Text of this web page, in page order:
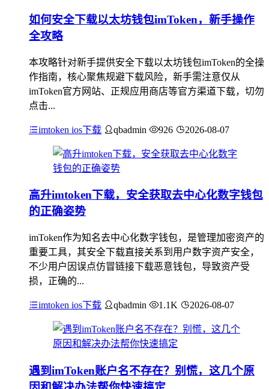
如何安全下载以太坊钱包imToken，新手操作
全攻略
本攻略针对新手提供安全下载以太坊钱包imToken的全操
作指南，核心聚焦规避下载风险，新手需注意仅从
imToken官方网站、正规应用商店等官方渠道下载，切勿
点击...
imtoken ios下载 qbadmin 926 2026-08-07
高升imtoken下载，安全获取去中心化数字钱包
的正确姿势
imToken作为知名去中心化数字钱包，是管理加密资产的
重要工具，其安全下载直接关系到用户数字资产安全，
不少用户因误点仿冒链接下载恶意钱包，导致资产受
损，正确的...
imtoken ios下载 qbadmin 1.1K 2026-08-07
遇到imToken账户名不存在？别慌，这几个原